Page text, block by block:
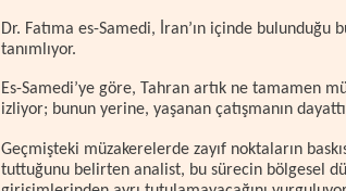
Dr. Fatıma es-Samedi, İran’ın içinde
tanımlıyor.
Es-Samedi’ye göre, Tahran artık ne tamamen
izliyor; bunun yerine, yaşanan çatışmanın
Geçmişteki müzakerelerde zayıf noktaların
tuttuğunu belirten analist, bu sürecin bölgesel